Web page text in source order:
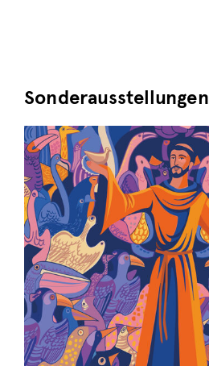
Sonderausstellungen